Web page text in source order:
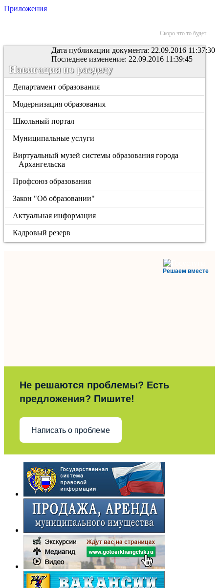
Приложения
Скоро что то будет...
Дата публикации документа: 22.09.2016 11:37:30
Последнее изменение: 22.09.2016 11:39:45
Навигация по разделу
Департамент образования
Модернизация образования
Школьный портал
Муниципальные услуги
Виртуальный музей системы образования города
Архангельска
Профсоюз образования
Закон "Об образовании"
Актуальная информация
Кадровый резерв
Решаем вместе
Не решаются проблемы? Есть
предложения? Пишите!
Написать о проблеме